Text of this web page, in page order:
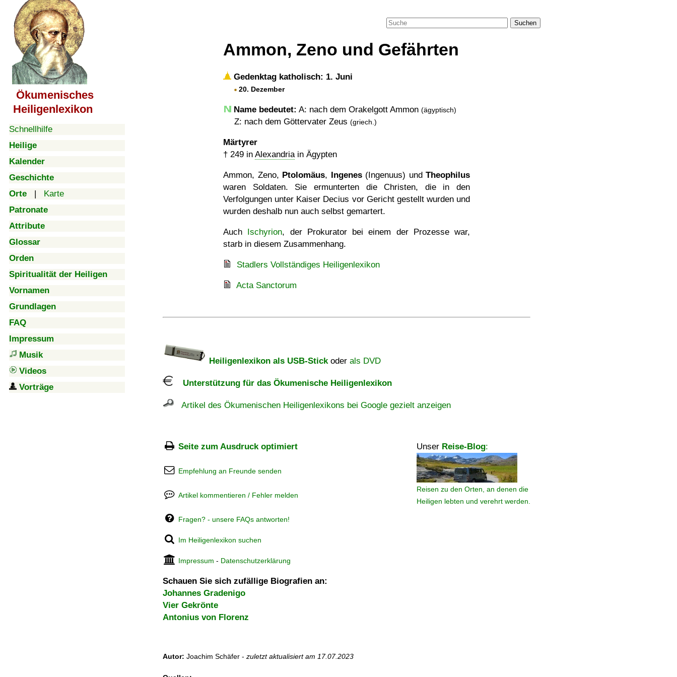
Ökumenisches
Heiligenlexikon
Schnellhilfe
Heilige
Kalender
Geschichte
Orte | Karte
Patronate
Attribute
Glossar
Orden
Spiritualität der Heiligen
Vornamen
Grundlagen
FAQ
Impressum
Musik
Videos
Vorträge
Suchen
Ammon, Zeno und Gefährten
Gedenktag katholisch: 1. Juni
20. Dezember
Name bedeutet: A: nach dem Orakelgott Ammon (ägyptisch)
Z: nach dem Göttervater Zeus (griech.)
Märtyrer
† 249 in Alexandriain Ägypten
Ammon, Zeno, Ptolomäus, Ingenes(Ingenuus) und Theophilus
waren Soldaten. Sie ermunterten die Christen, die in den
Verfolgungen unter Kaiser Decius vor Gericht gestellt wurden und
wurden deshalb nun auch selbst gemartert.
Auch Ischyrion, der Prokurator bei einem der Prozesse war,
starb in diesem Zusammenhang.
Stadlers Vollständiges Heiligenlexikon
Acta Sanctorum
Heiligenlexikon als USB-Stickoder als DVD
Unterstützung für das Ökumenische Heiligenlexikon
Artikel des Ökumenischen Heiligenlexikons bei Google gezielt anzeigen
Seite zum Ausdruck optimiert Unser Reise-Blog:
Reisen zu den Orten, an denen die
Heiligen lebten und verehrt werden.
Empfehlung an Freunde senden
Artikel kommentieren / Fehler melden
Fragen? - unsere FAQs antworten!
Im Heiligenlexikon suchen
Impressum - Datenschutzerklärung
Schauen Sie sich zufällige Biografien an:
Johannes Gradenigo
Vier Gekrönte
Antonius von Florenz
Autor: Joachim Schäfer - zuletzt aktualisiert am 17.07.2023